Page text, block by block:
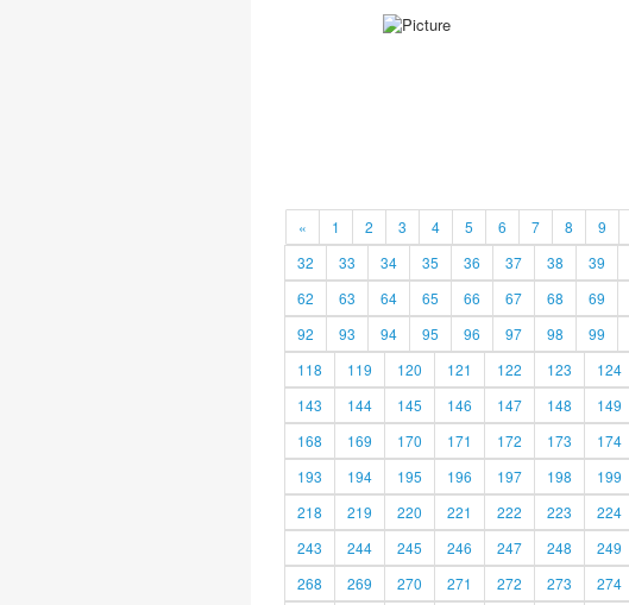
« 1 2 3 4 5 6 7 8 9
32
33 34 35 36 37 38 39
62
63 64 65 66 67 68 69
92
93 94 95 96 97 98 99
118
119 120 121 122 123 124
143
144 145 146 147 148 149
168
169 170 171 172 173 174
193
194 195 196 197 198 199
218
219 220 221 222 223 224
243
244 245 246 247 248 249
268
269 270 271 272 273 274